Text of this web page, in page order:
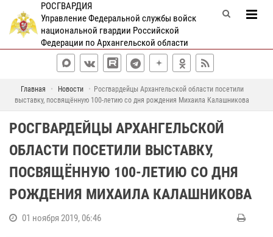
РОСГВАРДИЯ
Управление Федеральной службы войск
национальной гвардии Российской
Федерации по Архангельской области
Главная Новости
Росгвардейцы Архангельской области посетили
выставку, посвящённую 100-летию со дня рождения Михаила Калашникова
РОСГВАРДЕЙЦЫ АРХАНГЕЛЬСКОЙ
ОБЛАСТИ ПОСЕТИЛИ ВЫСТАВКУ,
ПОСВЯЩЁННУЮ 100-ЛЕТИЮ СО ДНЯ
РОЖДЕНИЯ МИХАИЛА КАЛАШНИКОВА
01 ноября 2019, 06:46